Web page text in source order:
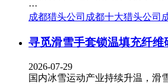
···
成都猎头公司 成都十大猎头公司
寻觅滑雪手套锁温填充纤维
2026-07-29
国内冰雪运动产业持续升温，滑